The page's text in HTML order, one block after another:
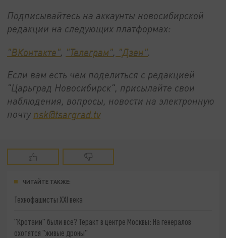
Подписывайтесь на аккаунты новосибирской
редакции на следующих платформах:
"ВКонтакте" "Телеграм" "Дзен"
Если вам есть чем поделиться с редакцией
"Царьград Новосибирск", присылайте свои
наблюдения, вопросы, новости на электронную
почту nsk@tsargrad.tv
ЧИТАЙТЕ ТАКЖЕ:
Технофашисты XXI века
"Кротами" были все? Теракт в центре Москвы: На генералов
охотятся "живые дроны"